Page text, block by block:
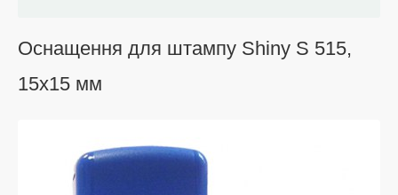
Оснащення для штампу Shiny S 515,
15х15 мм